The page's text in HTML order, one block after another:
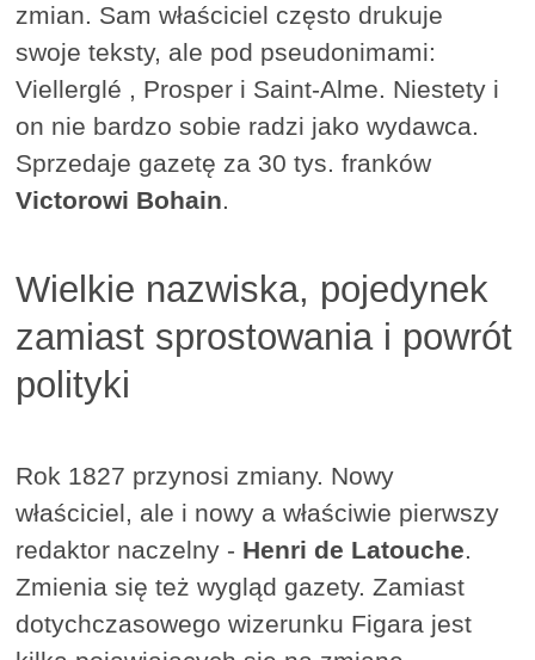
zmian. Sam właściciel często drukuje
swoje teksty, ale pod pseudonimami:
Viellerglé , Prosper i Saint-Alme. Niestety i
on nie bardzo sobie radzi jako wydawca.
Sprzedaje gazetę za 30 tys. franków
Victorowi Bohain.
Wielkie nazwiska, pojedynek
zamiast sprostowania i powrót
polityki
Rok 1827 przynosi zmiany. Nowy
właściciel, ale i nowy a właściwie pierwszy
redaktor naczelny - Henri de Latouche
Zmienia się też wygląd gazety. Zamiast
dotychczasowego wizerunku Figara jest